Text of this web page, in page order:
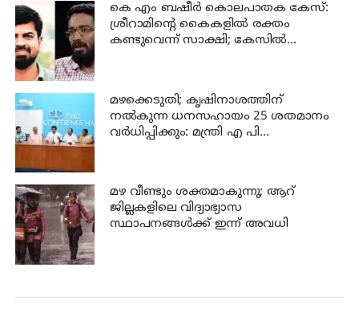
കെ എം ബഷീര്‍ കൊലപാതക കേസ്:
ശ്രീറാമിന്റെ കൈകളില്‍ രക്തം
കണ്ടുവെന്ന് സാക്ഷി; കേസില്‍
മഴക്കെടുതി; കൃഷിനാശത്തിന്
നല്‍കുന്ന ധനസഹായം 25 ശതമാനം
വര്‍ധിപ്പിക്കും: മന്ത്രി എ പി
മഴ വീണ്ടും ശക്തമാകുന്നു; ആറ്
ജില്ലകളിലെ വിദ്യാഭ്യാസ
സ്ഥാപനങ്ങള്‍ക്ക് ഇന്ന് അവധി